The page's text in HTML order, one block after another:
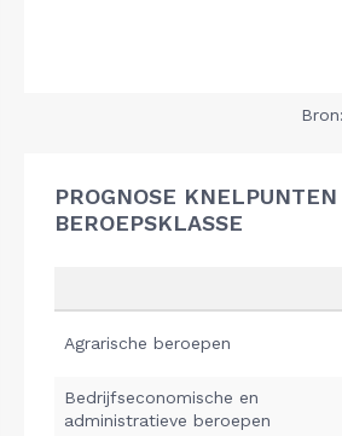
Bron:
PROGNOSE KNELPUNTEN
BEROEPSKLASSE